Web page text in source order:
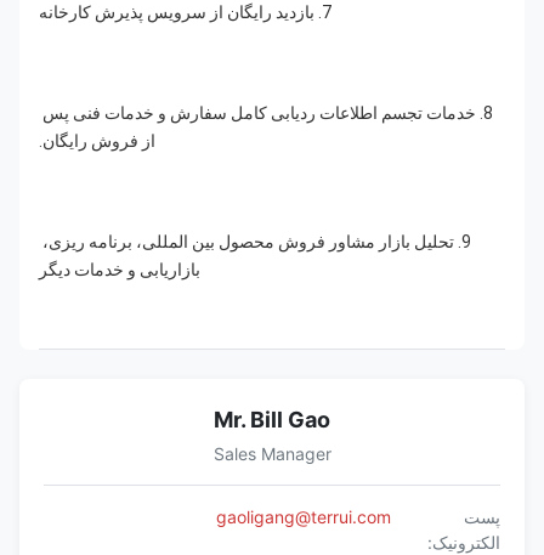
7. بازدید رایگان از سرویس پذیرش کارخانه
از فروش رایگان.
بازاریابی و خدمات دیگر
Mr. Bill Gao
Sales Manager
پست
الکترونیک:
gaoligang@terrui.com